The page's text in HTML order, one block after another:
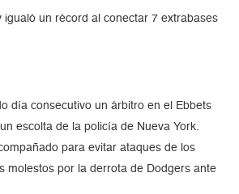
igualó un récord al conectar 7 extrabases
día consecutivo un árbitro en el Ebbets
escolta de la policía de Nueva York.
para evitar ataques de los
molestos por la derrota de Dodgers ante